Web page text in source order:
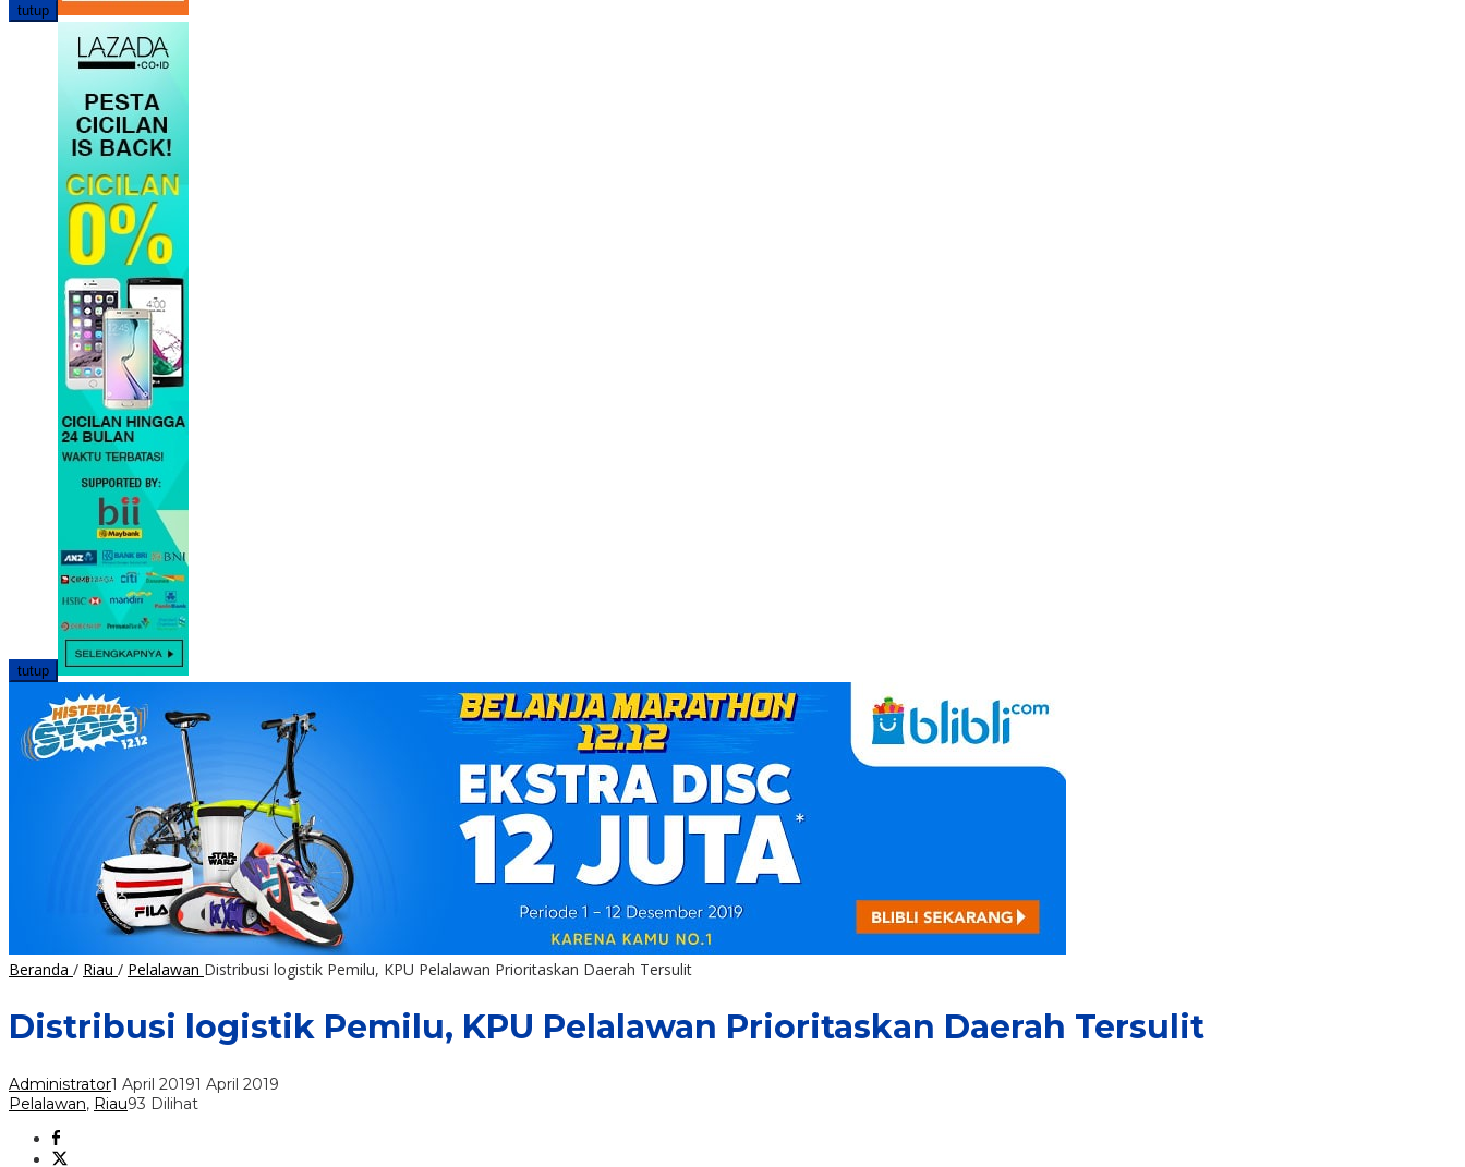
tutup
tutup
Beranda / Riau / Pelalawan Distribusi logistik Pemilu, KPU Pelalawan Prioritaskan Daerah Tersulit
Distribusi logistik Pemilu, KPU Pelalawan Prioritaskan Daerah Tersulit
Administrator1 April 20191 April 2019
Pelalawan, Riau93 Dilihat